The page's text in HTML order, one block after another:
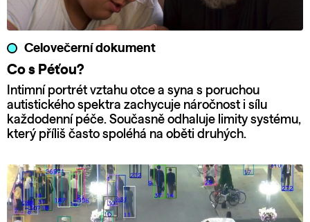
Celovečerní dokument
Co s Péťou?
Intimní portrét vztahu otce a syna s poruchou
autistického spektra zachycuje náročnost i sílu
každodenní péče. Současně odhaluje limity systému,
který příliš často spoléhá na oběti druhých.